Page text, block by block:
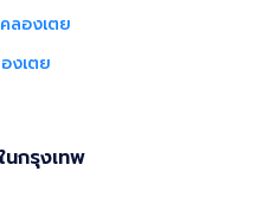
ลองเตย
งเตย
กรุงเทพ